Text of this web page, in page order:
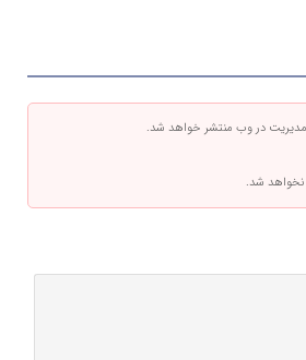
در وب منتشر خواهد شد.
نخواهد شد.